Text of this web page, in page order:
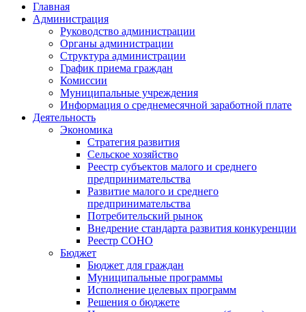
Главная
Администрация
Руководство администрации
Органы администрации
Структура администрации
График приема граждан
Комиссии
Муниципальные учреждения
Информация о среднемесячной заработной плате
Деятельность
Экономика
Стратегия развития
Сельское хозяйство
Реестр субъектов малого и среднего
предпринимательства
Развитие малого и среднего
предпринимательства
Потребительский рынок
Внедрение стандарта развития конкуренции
Реестр СОНО
Бюджет
Бюджет для граждан
Муниципальные программы
Исполнение целевых программ
Решения о бюджете